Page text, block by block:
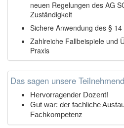
neuen Regelungen des AG
Zuständigkeit
Sichere Anwendung des § 14
Zahlreiche Fallbeispiele und
Praxis
Das sagen unsere
Hervorragender Dozent!
Gut war: der fachliche
Fachkompetenz